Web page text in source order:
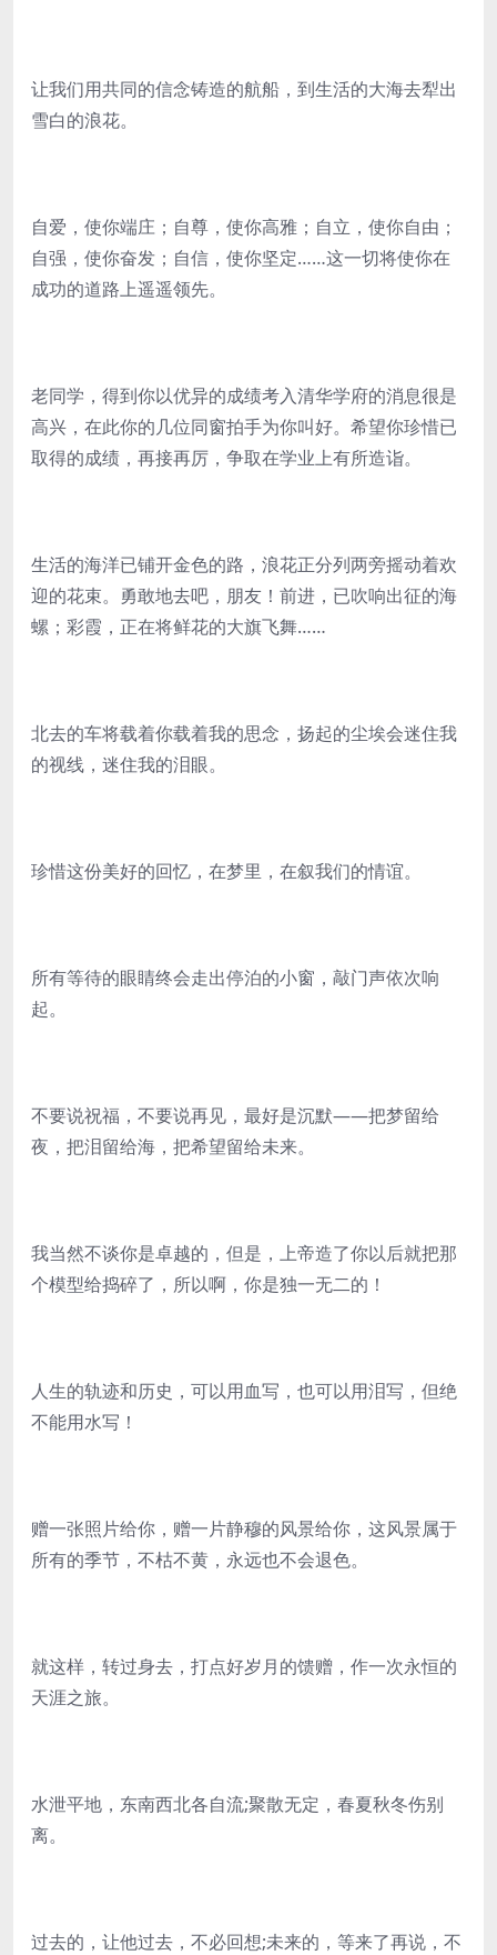
让我们用共同的信念铸造的航船，到生活的大海去犁出
雪白的浪花。
自爱，使你端庄；自尊，使你高雅；自立，使你自由；
自强，使你奋发；自信，使你坚定……这一切将使你在
成功的道路上遥遥领先。
老同学，得到你以优异的成绩考入清华学府的消息很是
高兴，在此你的几位同窗拍手为你叫好。希望你珍惜已
取得的成绩，再接再厉，争取在学业上有所造诣。
生活的海洋已铺开金色的路，浪花正分列两旁摇动着欢
迎的花束。勇敢地去吧，朋友！前进，已吹响出征的海
螺；彩霞，正在将鲜花的大旗飞舞……
北去的车将载着你载着我的思念，扬起的尘埃会迷住我
的视线，迷住我的泪眼。
珍惜这份美好的回忆，在梦里，在叙我们的情谊。
所有等待的眼睛终会走出停泊的小窗，敲门声依次响
起。
不要说祝福，不要说再见，最好是沉默——把梦留给
夜，把泪留给海，把希望留给未来。
我当然不谈你是卓越的，但是，上帝造了你以后就把那
个模型给捣碎了，所以啊，你是独一无二的！
人生的轨迹和历史，可以用血写，也可以用泪写，但绝
不能用水写！
赠一张照片给你，赠一片静穆的风景给你，这风景属于
所有的季节，不枯不黄，永远也不会退色。
就这样，转过身去，打点好岁月的馈赠，作一次永恒的
天涯之旅。
水泄平地，东南西北各自流;聚散无定，春夏秋冬伤别
离。
过去的，让他过去，不必回想;未来的，等来了再说，不